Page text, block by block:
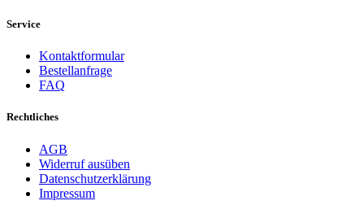
Service
Kontaktformular
Bestellanfrage
FAQ
Rechtliches
AGB
Widerruf ausüben
Datenschutzerklärung
Impressum